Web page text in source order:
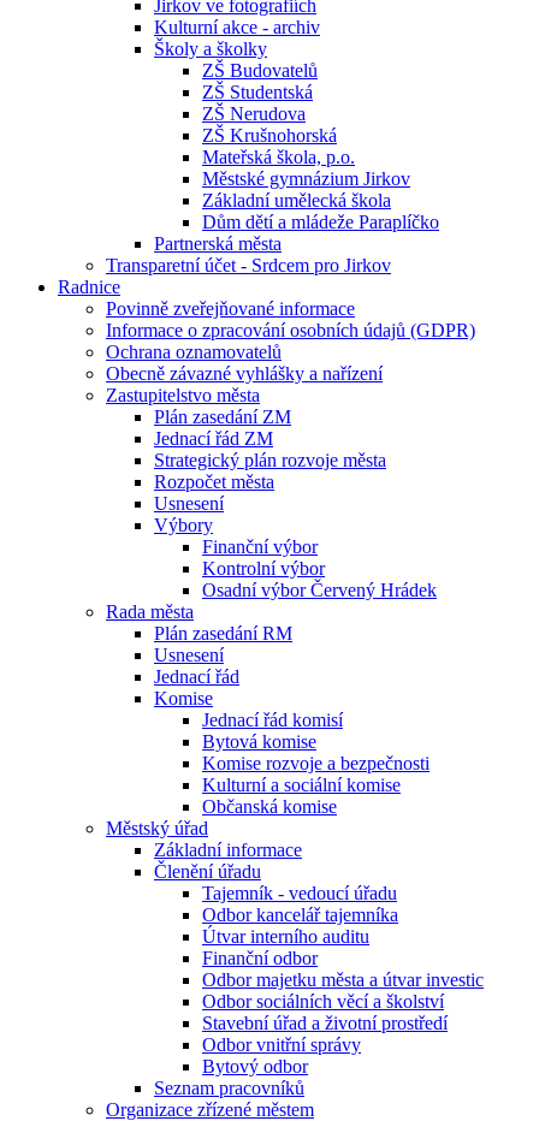
Jirkov ve fotografiích
Kulturní akce - archiv
Školy a školky
ZŠ Budovatelů
ZŠ Studentská
ZŠ Nerudova
ZŠ Krušnohorská
Mateřská škola, p.o.
Městské gymnázium Jirkov
Základní umělecká škola
Dům dětí a mládeže Paraplíčko
Partnerská města
Transparetní účet - Srdcem pro Jirkov
Radnice
Povinně zveřejňované informace
Informace o zpracování osobních údajů (GDPR)
Ochrana oznamovatelů
Obecně závazné vyhlášky a nařízení
Zastupitelstvo města
Plán zasedání ZM
Jednací řád ZM
Strategický plán rozvoje města
Rozpočet města
Usnesení
Výbory
Finanční výbor
Kontrolní výbor
Osadní výbor Červený Hrádek
Rada města
Plán zasedání RM
Usnesení
Jednací řád
Komise
Jednací řád komisí
Bytová komise
Komise rozvoje a bezpečnosti
Kulturní a sociální komise
Občanská komise
Městský úřad
Základní informace
Členění úřadu
Tajemník - vedoucí úřadu
Odbor kancelář tajemníka
Útvar interního auditu
Finanční odbor
Odbor majetku města a útvar investic
Odbor sociálních věcí a školství
Stavební úřad a životní prostředí
Odbor vnitřní správy
Bytový odbor
Seznam pracovníků
Organizace zřízené městem